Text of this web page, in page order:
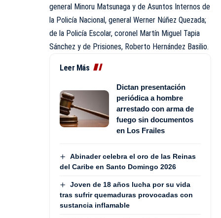
general Minoru Matsunaga y de Asuntos Internos de
la Policía Nacional, general Werner Núñez Quezada;
de la Policía Escolar, coronel Martín Miguel Tapia
Sánchez y de Prisiones, Roberto Hernández Basilio.
Leer Más
Dictan presentación
periódica a hombre
arrestado con arma de
fuego sin documentos
en Los Frailes
Abinader celebra el oro de las Reinas
del Caribe en Santo Domingo 2026
Joven de 18 años lucha por su vida
tras sufrir quemaduras provocadas con
sustancia inflamable